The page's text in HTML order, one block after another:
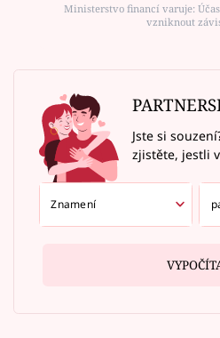
Ministerstvo financí varuje:
vzniknout
Jste si
zjistěte, jestli